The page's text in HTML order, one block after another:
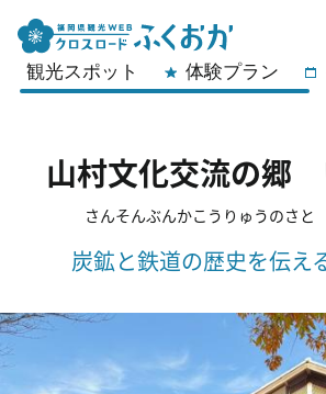
観光スポット 体験プラン
山村文化交流の郷
さんそんぶんかこうりゅうのさ
炭鉱と鉄道の歴史を伝え